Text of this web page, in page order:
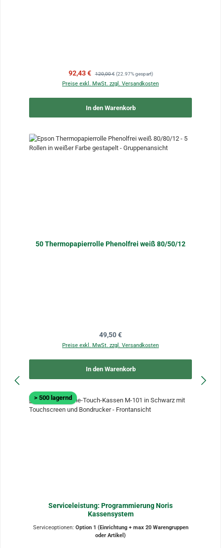
Verkaufspreis:
92,43 € Regulärer Preis:
120,00 € (22.97% gespart)
Preise exkl. MwSt. zzgl. Versandkosten
In den Warenkorb
50 Thermopapierrolle Phenolfrei weiß 80/50/12
Regulärer Preis:
49,50 €
Preise exkl. MwSt. zzgl. Versandkosten
In den Warenkorb
> 500 lagernd
Serviceleistung: Programmierung Noris
Kassensystem
Serviceoptionen: Option 1 (Einrichtung + max 20 Warengruppen
oder Artikel)